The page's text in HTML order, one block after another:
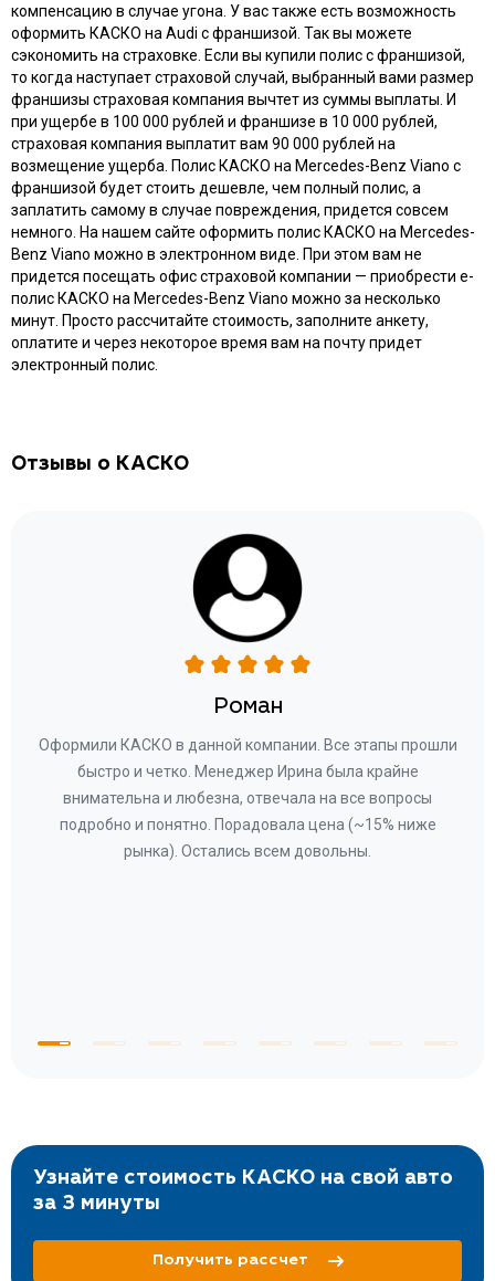
компенсацию в случае угона. У вас также есть возможность
оформить КАСКО на Audi с франшизой. Так вы можете
сэкономить на страховке. Если вы купили полис с франшизой,
то когда наступает страховой случай, выбранный вами размер
франшизы страховая компания вычтет из суммы выплаты. И
при ущербе в 100 000 рублей и франшизе в 10 000 рублей,
страховая компания выплатит вам 90 000 рублей на
возмещение ущерба. Полис КАСКО на Mercedes-Benz Viano с
франшизой будет стоить дешевле, чем полный полис, а
заплатить самому в случае повреждения, придется совсем
немного. На нашем сайте оформить полис КАСКО на Mercedes-
Benz Viano можно в электронном виде. При этом вам не
придется посещать офис страховой компании — приобрести e-
полис КАСКО на Mercedes-Benz Viano можно за несколько
минут. Просто рассчитайте стоимость, заполните анкету,
оплатите и через некоторое время вам на почту придет
электронный полис.
Отзывы о КАСКО
Роман
Оформили КАСКО в данной компании. Все этапы прошли
быстро и четко. Менеджер Ирина была крайне
внимательна и любезна, отвечала на все вопросы
подробно и понятно. Порадовала цена (~15% ниже
рынка). Остались всем довольны.
Узнайте стоимость КАСКО на свой авто
за 3 минуты
Получить рассчет